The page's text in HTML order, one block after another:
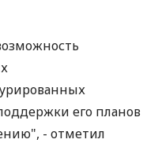
его планов
- отметил